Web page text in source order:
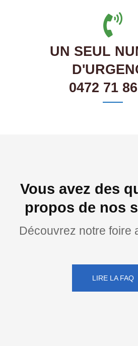
UN SEUL
0472 71
Vous avez des
propos de nos
Découvrez notre foire
LIRE LA FAQ